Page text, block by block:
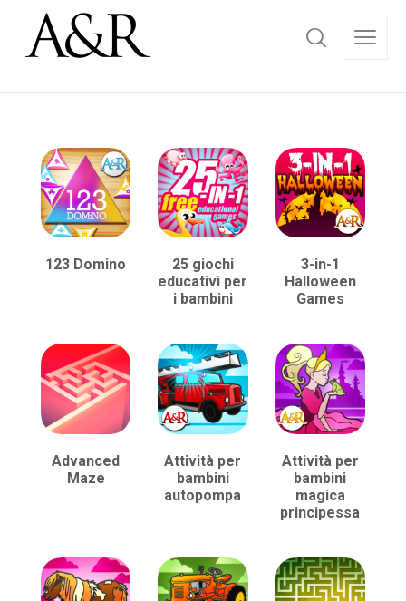
123 Domino
25 giochi
educativi per
i bambini
3-in-1
Halloween
Games
Advanced
Maze
Attività per
bambini
autopompa
Attività per
bambini
magica
principessa